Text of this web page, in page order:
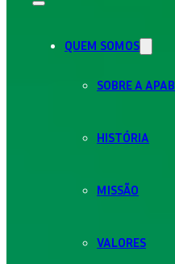
QUEM SOMOS
SOBRE A APAB
HISTÓRIA
MISSÃO
VALORES